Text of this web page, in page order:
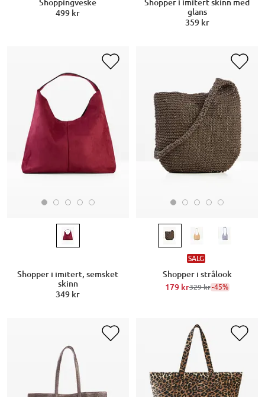
Shoppingveske
499 kr
Shopper i imitert skinn med
glans
359 kr
Shopper i imitert, semsket
skinn
349 kr
SALG
Shopper i strålook
179 kr329 kr-45%